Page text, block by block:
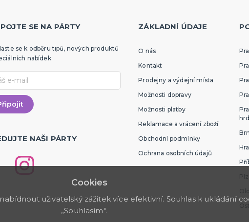
SE NA PÁRTY
se k odběru tipů, nových produktů
nabídek
NAŠI PÁRTY
ZÁKLADNÍ ÚDAJE
O nás
Kontakt
Prodejny a výdejní místa
Možnosti dopravy
Možnosti platby
Reklamace a vrácení zboží
Obchodní podmínky
Ochrana osobních údajů
Cookies
uživatelský zážitek více efektivní. Souhlas k ukládání
„Souhlasím".